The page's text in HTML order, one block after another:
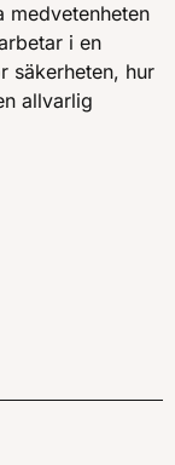
medvetenheten
i en
säkerheten, hur
allvarlig